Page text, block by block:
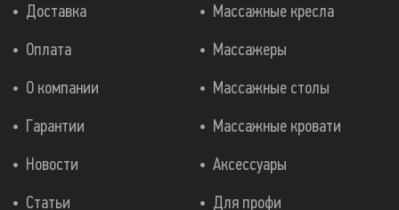
Массажные кресла
Массажеры
Массажные столы
Массажные кровати
Аксессуары
Для профи
Доставка
Оплата
О компании
Гарантии
Новости
Статьи